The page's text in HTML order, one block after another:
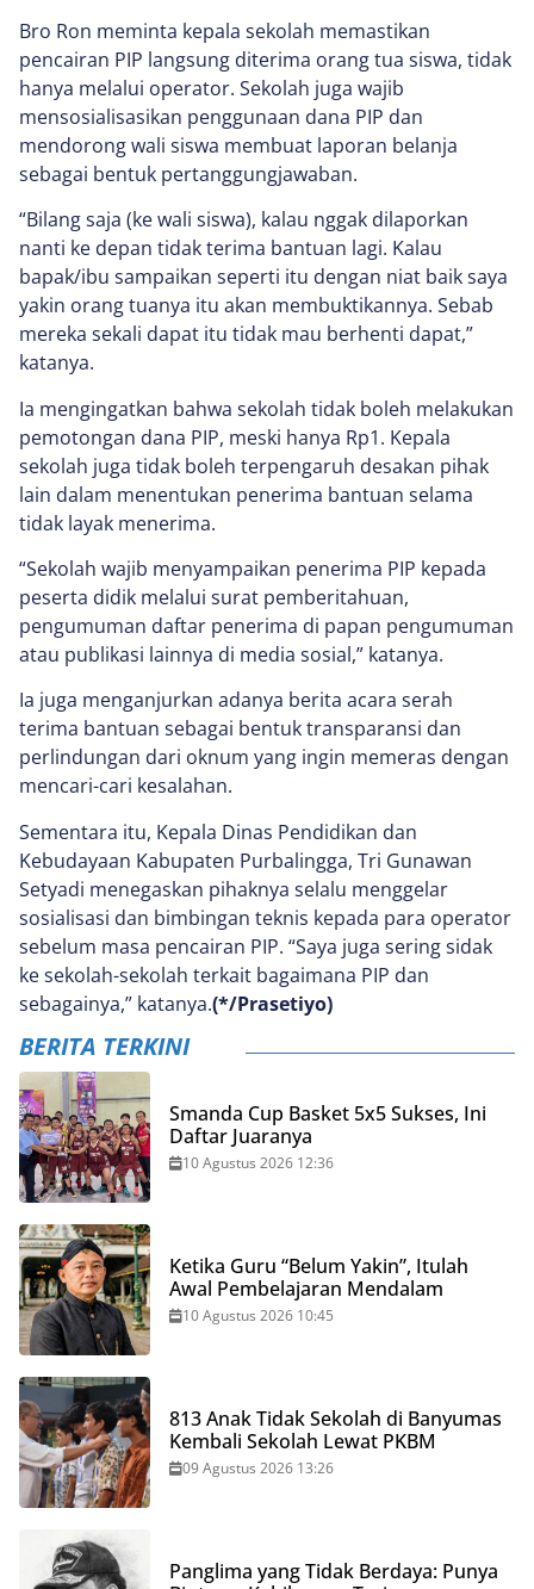
Bro Ron meminta kepala sekolah memastikan
pencairan PIP langsung diterima orang tua siswa, tidak
hanya melalui operator. Sekolah juga wajib
mensosialisasikan penggunaan dana PIP dan
mendorong wali siswa membuat laporan belanja
sebagai bentuk pertanggungjawaban.
“Bilang saja (ke wali siswa), kalau nggak dilaporkan
nanti ke depan tidak terima bantuan lagi. Kalau
bapak/ibu sampaikan seperti itu dengan niat baik saya
yakin orang tuanya itu akan membuktikannya. Sebab
mereka sekali dapat itu tidak mau berhenti dapat,”
katanya.
Ia mengingatkan bahwa sekolah tidak boleh melakukan
pemotongan dana PIP, meski hanya Rp1. Kepala
sekolah juga tidak boleh terpengaruh desakan pihak
lain dalam menentukan penerima bantuan selama
tidak layak menerima.
“Sekolah wajib menyampaikan penerima PIP kepada
peserta didik melalui surat pemberitahuan,
pengumuman daftar penerima di papan pengumuman
atau publikasi lainnya di media sosial,” katanya.
Ia juga menganjurkan adanya berita acara serah
terima bantuan sebagai bentuk transparansi dan
perlindungan dari oknum yang ingin memeras dengan
mencari-cari kesalahan.
Sementara itu, Kepala Dinas Pendidikan dan
Kebudayaan Kabupaten Purbalingga, Tri Gunawan
Setyadi menegaskan pihaknya selalu menggelar
sosialisasi dan bimbingan teknis kepada para operator
sebelum masa pencairan PIP. “Saya juga sering sidak
ke sekolah-sekolah terkait bagaimana PIP dan
sebagainya,” katanya.(*/Prasetiyo)
BERITA TERKINI
Smanda Cup Basket 5x5 Sukses, Ini
Daftar Juaranya
10 Agustus 2026 12:36
Ketika Guru “Belum Yakin”, Itulah
Awal Pembelajaran Mendalam
10 Agustus 2026 10:45
813 Anak Tidak Sekolah di Banyumas
Kembali Sekolah Lewat PKBM
09 Agustus 2026 13:26
Panglima yang Tidak Berdaya: Punya